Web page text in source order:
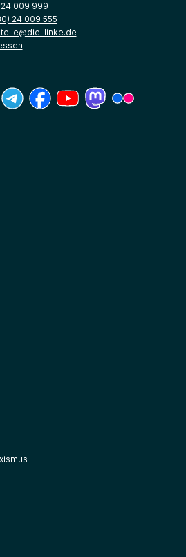
009 999
24 009 555
linke.de
neues Fenster)
ein neues Fenster)
(Link öffnet ein neues Fenster)
(Link öffnet ein neues Fenster)
(Link öffnet ein neues Fenster)
(Link öffnet ein neues
(Link öffnet ein